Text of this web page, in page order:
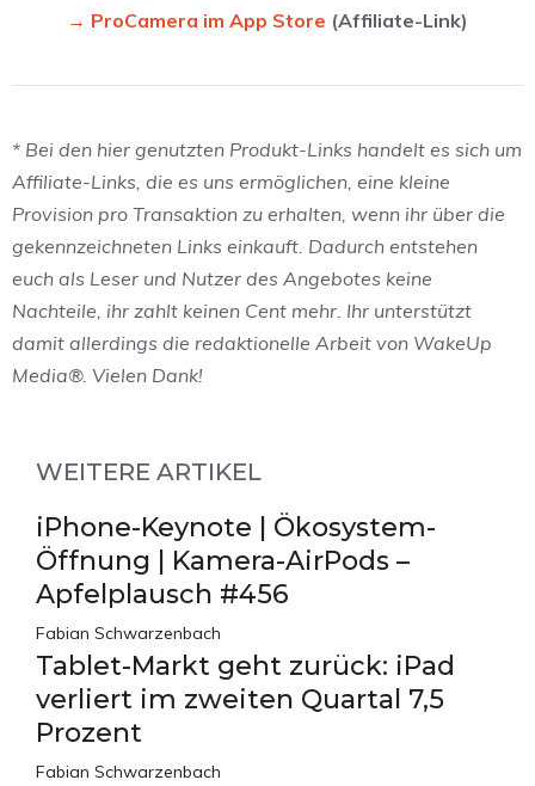
→ ProCamera im App Store (Affiliate-Link)
* Bei den hier genutzten Produkt-Links handelt es sich um
Affiliate-Links, die es uns ermöglichen, eine kleine
Provision pro Transaktion zu erhalten, wenn ihr über die
gekennzeichneten Links einkauft. Dadurch entstehen
euch als Leser und Nutzer des Angebotes keine
Nachteile, ihr zahlt keinen Cent mehr. Ihr unterstützt
damit allerdings die redaktionelle Arbeit von WakeUp
Media®. Vielen Dank!
WEITERE ARTIKEL
iPhone-Keynote | Ökosystem-
Öffnung | Kamera-AirPods –
Apfelplausch #456
Fabian Schwarzenbach
Tablet-Markt geht zurück: iPad
verliert im zweiten Quartal 7,5
Prozent
Fabian Schwarzenbach